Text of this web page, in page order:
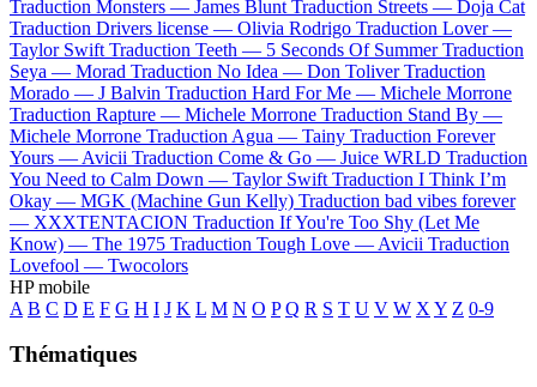
Traduction Monsters — James Blunt Traduction Streets — Doja Cat
Traduction Drivers license — Olivia Rodrigo Traduction Lover —
Taylor Swift Traduction Teeth — 5 Seconds Of Summer Traduction
Seya — Morad Traduction No Idea — Don Toliver Traduction
Morado — J Balvin Traduction Hard For Me — Michele Morrone
Traduction Rapture — Michele Morrone Traduction Stand By —
Michele Morrone Traduction Agua — Tainy Traduction Forever
Yours — Avicii Traduction Come & Go — Juice WRLD Traduction
You Need to Calm Down — Taylor Swift Traduction I Think I’m
Okay — MGK (Machine Gun Kelly) Traduction bad vibes forever
— XXXTENTACION Traduction If You're Too Shy (Let Me
Know) — The 1975 Traduction Tough Love — Avicii Traduction
Lovefool — Twocolors
HP mobile
A B C D E F G H I J K L M N O P Q R S T U V W X Y Z 0-9
Thématiques